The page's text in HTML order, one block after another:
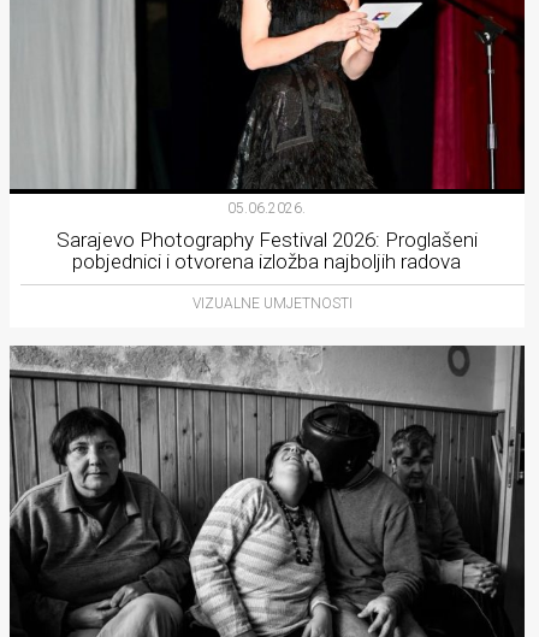
05.06.2026.
Sarajevo Photography Festival 2026: Proglašeni
pobjednici i otvorena izložba najboljih radova
VIZUALNE UMJETNOSTI